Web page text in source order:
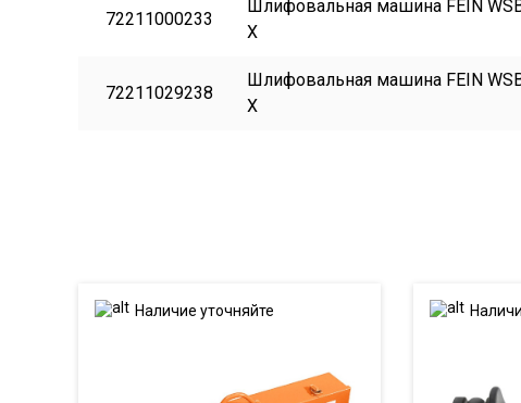
72211000233
Шлифовальная машина FEIN
X
72211029238
Шлифовальная машина FEIN
X
Наличие уточняйте